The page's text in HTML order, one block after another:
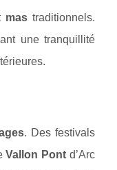
mastraditionnels.
une tranquillité
. Des festivals
Vallon Pontd’Arc